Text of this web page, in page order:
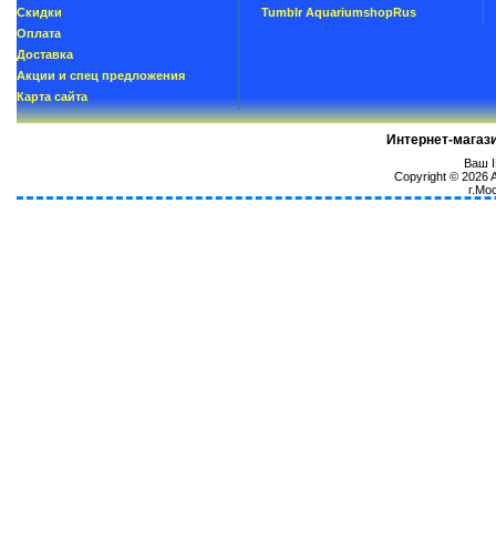
Скидки
Oплатa
Доставка
Акции и спец предложения
Карта сайта
Tumblr AquariumshopRus
Интернет-
Ваш
Copyright © 2026